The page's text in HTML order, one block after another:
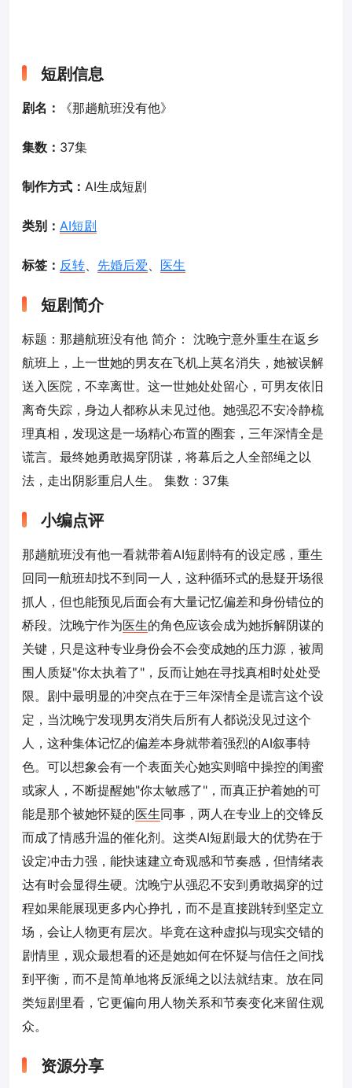
短剧信息
剧名： 《那趟航班没有他》
集数： 37集
制作方式： AI生成短剧
类别： AI短剧
标签： 反转、 先婚后爱、 医生
短剧简介
标题：那趟航班没有他 简介： 沈晚宁意外重生在返乡
航班上，上一世她的男友在飞机上莫名消失，她被误解
送入医院，不幸离世。这一世她处处留心，可男友依旧
离奇失踪，身边人都称从未见过他。她强忍不安冷静梳
理真相，发现这是一场精心布置的圈套，三年深情全是
谎言。最终她勇敢揭穿阴谋，将幕后之人全部绳之以
法，走出阴影重启人生。 集数：37集
小编点评
那趟航班没有他一看就带着AI短剧特有的设定感，重生
回同一航班却找不到同一人，这种循环式的悬疑开场很
抓人，但也能预见后面会有大量记忆偏差和身份错位的
桥段。沈晚宁作为医生的角色应该会成为她拆解阴谋的
关键，只是这种专业身份会不会变成她的压力源，被周
围人质疑"你太执着了"，反而让她在寻找真相时处处受
限。剧中最明显的冲突点在于三年深情全是谎言这个设
定，当沈晚宁发现男友消失后所有人都说没见过这个
人，这种集体记忆的偏差本身就带着强烈的AI叙事特
色。可以想象会有一个表面关心她实则暗中操控的闺蜜
或家人，不断提醒她"你太敏感了"，而真正护着她的可
能是那个被她怀疑的医生同事，两人在专业上的交锋反
而成了情感升温的催化剂。这类AI短剧最大的优势在于
设定冲击力强，能快速建立奇观感和节奏感，但情绪表
达有时会显得生硬。沈晚宁从强忍不安到勇敢揭穿的过
程如果能展现更多内心挣扎，而不是直接跳转到坚定立
场，会让人物更有层次。毕竟在这种虚拟与现实交错的
剧情里，观众最想看的还是她如何在怀疑与信任之间找
到平衡，而不是简单地将反派绳之以法就结束。放在同
类短剧里看，它更偏向用人物关系和节奏变化来留住观
众。
资源分享